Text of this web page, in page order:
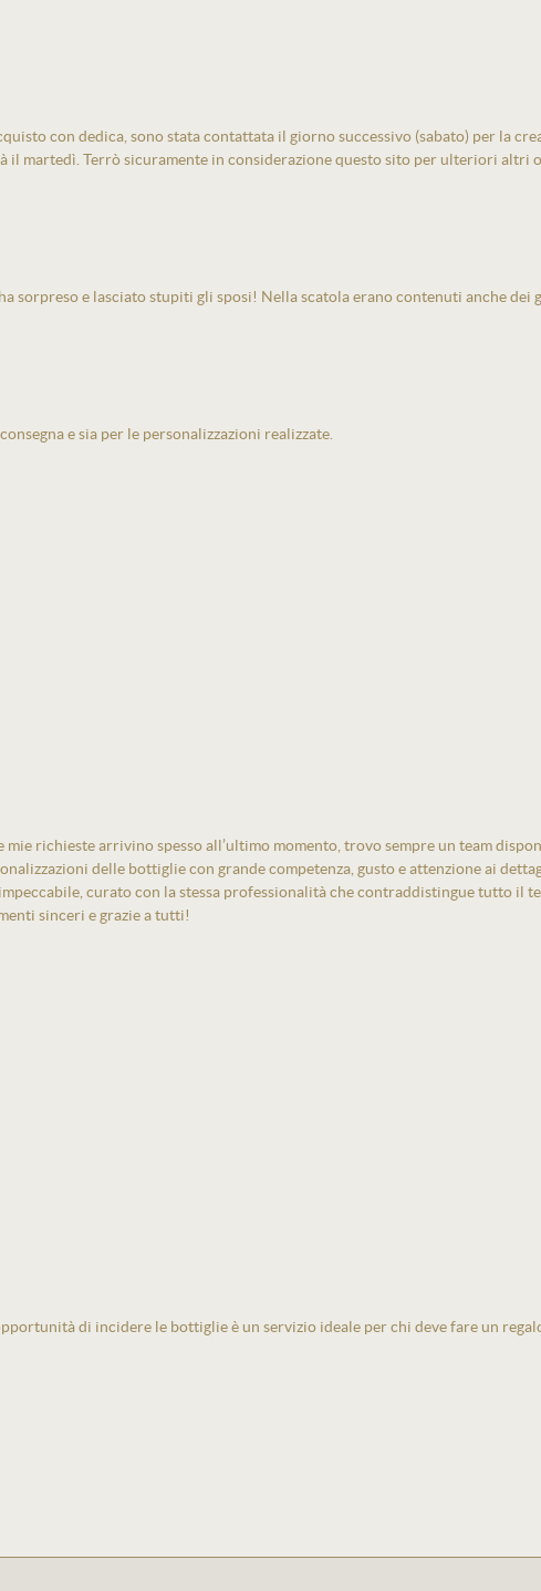
con dedica, sono stata contattata il giorno successivo (sabato) per la
martedì. Terrò sicuramente in considerazione questo sito per ulteriori altri
sorpreso e lasciato stupiti gli sposi! Nella scatola erano contenuti anche dei
e sia per le personalizzazioni realizzate.
richieste arrivino spesso all’ultimo momento, trovo sempre un team
delle bottiglie con grande competenza, gusto e attenzione ai
curato con la stessa professionalità che contraddistingue tutto il
sinceri e grazie a tutti!
di incidere le bottiglie è un servizio ideale per chi deve fare un